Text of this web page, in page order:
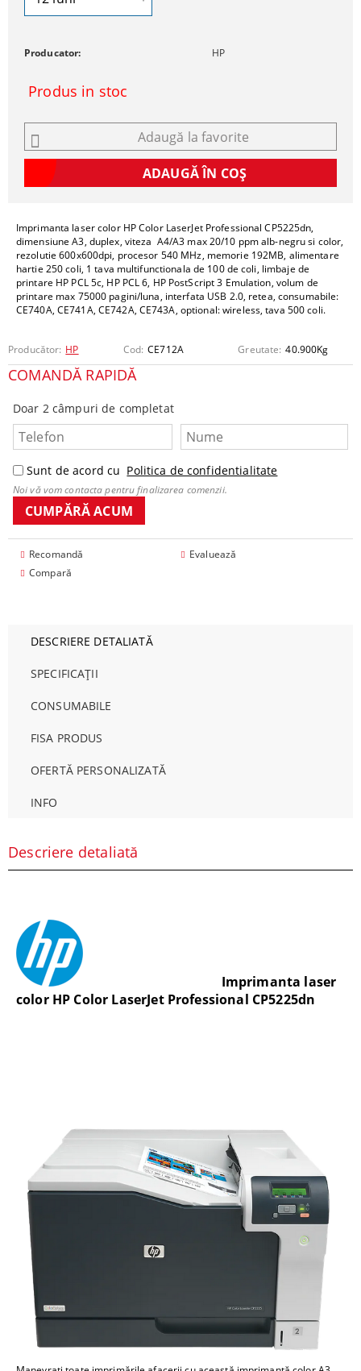
Imprimanta laser color HP Color LaserJet Professional CP5225dn,
dimensiune A3, duplex, viteza A4/A3 max 20/10 ppm alb-negru si color,
rezolutie 600x600dpi, procesor 540 MHz, memorie 192MB, alimentare
hartie 250 coli, 1 tava multifunctionala de 100 de coli, limbaje de
printare HP PCL 5c, HP PCL 6, HP PostScript 3 Emulation, volum de
printare max 75000 pagini/luna, interfata USB 2.0, retea, consumabile:
CE740A, CE741A, CE742A, CE743A, optional: wireless, tava 500 coli.
Producător: HP Cod: CE712A Greutate: 40.900Kg
COMANDĂ RAPIDĂ
Doar 2 câmpuri de completat
Sunt de acord cu Politica de confidentialitate
Noi vă vom contacta pentru finalizarea comenzii.
Recomandă
Evaluează
Compară
Producator: HP
Produs in stoc
Adaugă la favorite
DESCRIERE DETALIATĂ
SPECIFICAȚII
CONSUMABILE
FISA PRODUS
OFERTĂ PERSONALIZATĂ
INFO
Descriere detaliată
Imprimanta laser
color HP Color LaserJet Professional CP5225dn